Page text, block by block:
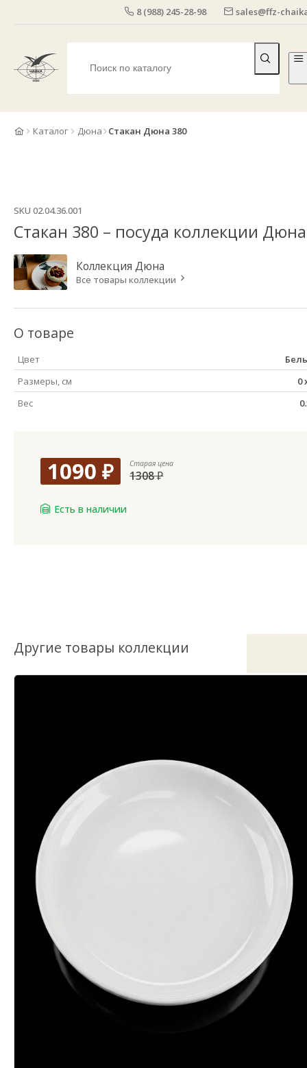
8 (988) 245-28-98 sales@ffz-
Каталог Дюна Стакан Дюна 380
SKU 02.04.36.001
Стакан 380 – посуда коллекции Дюна
Коллекция Дюна
Все товары коллекции
О товаре
Цвет
Размеры, см
0
Вес
1090 ₽ Старая цена
1308₽
Есть в наличии
Другие товары коллекции